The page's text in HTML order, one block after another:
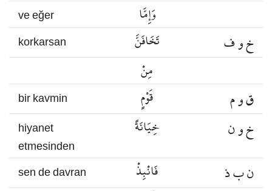
ve eğer وَإِمَّا
korkarsan تَخَافَنَّ خ و ف
مِنْ
bir kavmin قَوْمٍ ق و م
hiyanet
etmesinden
خِيَانَةً خ و ن
sen de davran فَانْبِذْ ن ب ذ